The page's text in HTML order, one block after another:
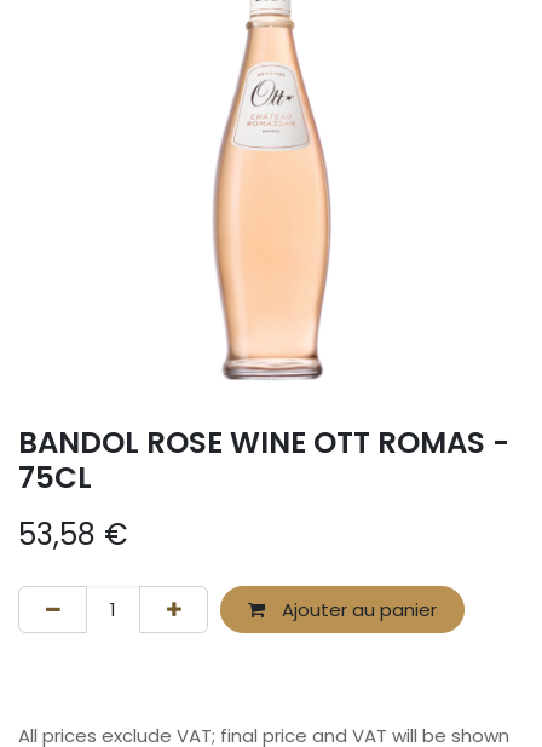
BANDOL ROSE WINE OTT ROMAS -
75CL
53,58 €
Ajouter au panier
All prices exclude VAT; final price and VAT will be shown